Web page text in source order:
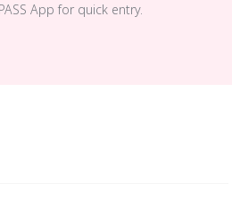
App for quick entry.